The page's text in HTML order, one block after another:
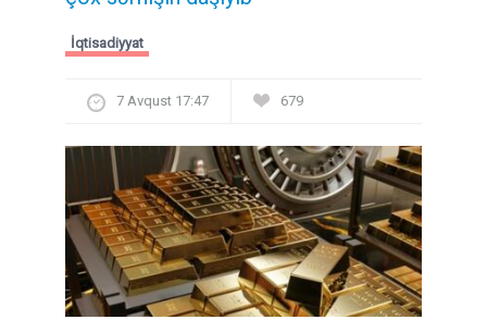
İqtisadiyyat
7 Avqust 17:47 679